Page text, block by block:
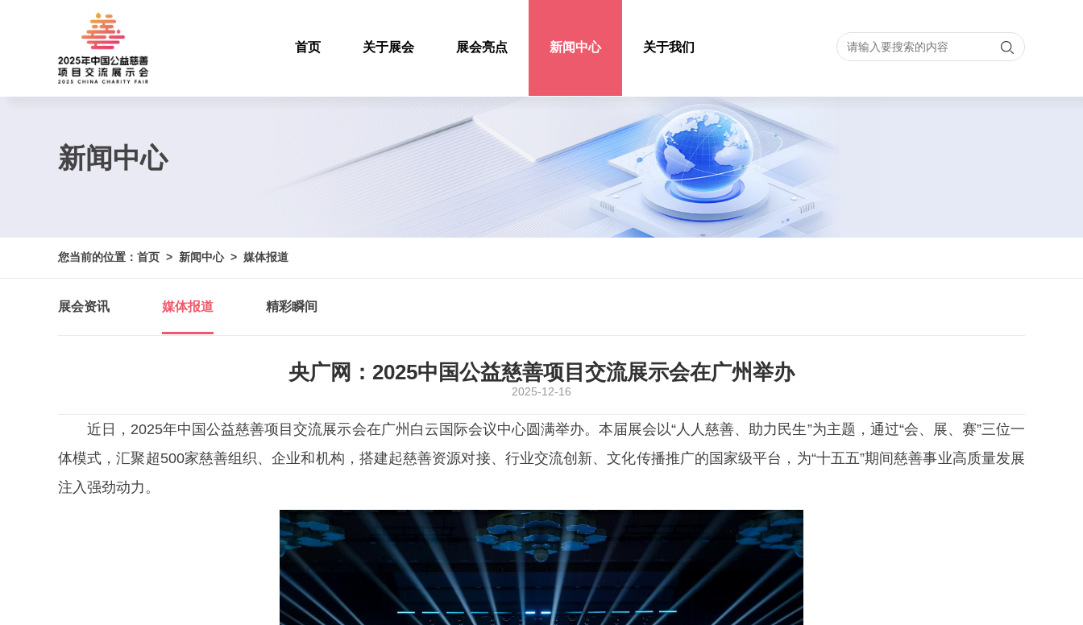
首页 关于展会 展会亮点 新闻中心 关于我们
新闻中心
您当前的位置： 首页 > 新闻中心> 媒体报道
展会资讯 媒体报道 精彩瞬间
央广网：2025中国公益慈善项目交流展示会在广州举办
2025-12-16
近日，2025年中国公益慈善项目交流展示会在广州白云国际会议中心圆满举办。本届展会以“人人慈善、助力民生”为主题，通过“会、展、赛”三位一
体模式，汇聚超500家慈善组织、企业和机构，搭建起慈善资源对接、行业交流创新、文化传播推广的国家级平台，为“十五五”期间慈善事业高质量发展
注入强劲动力。